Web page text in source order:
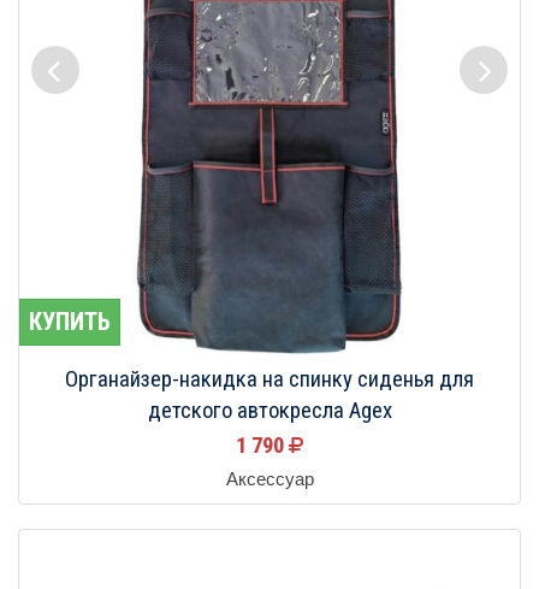
КУПИТЬ
Органайзер-накидка на спинку сиденья для
детского автокресла Agex
1 790
Аксессуар